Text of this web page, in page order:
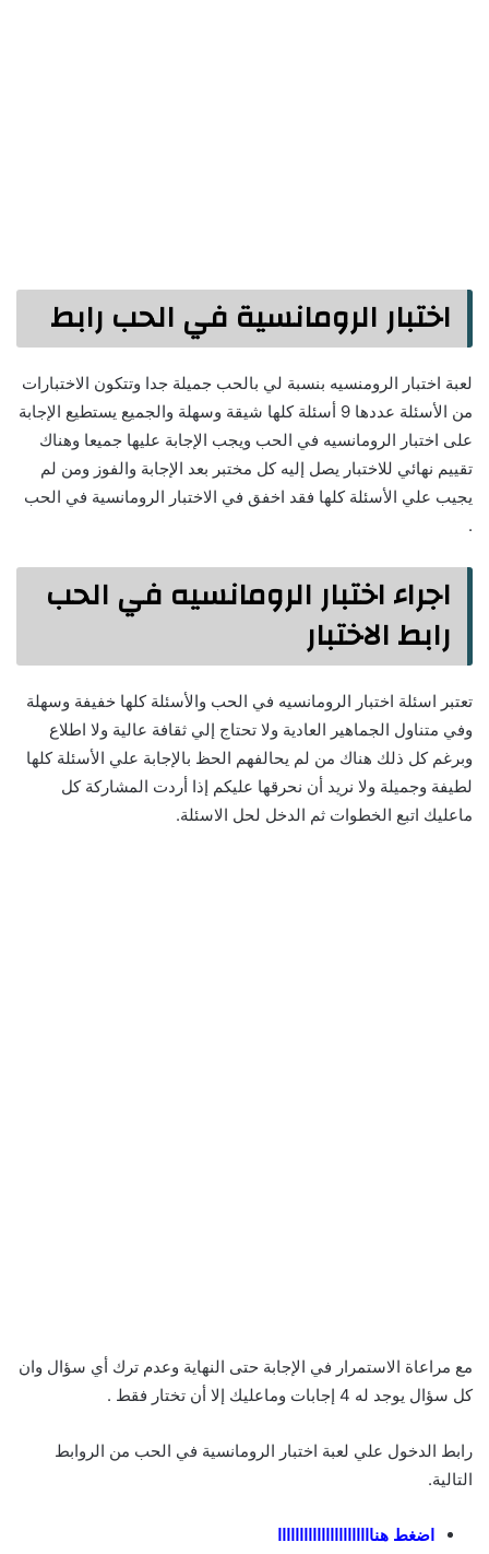
اختبار الرومانسية في الحب رابط
لعبة اختبار الرومنسيه بنسبة لي بالحب جميلة جدا وتتكون الاختبارات
من الأسئلة عددها 9 أسئلة كلها شيقة وسهلة والجميع يستطيع الإجابة
على اختبار الرومانسيه في الحب ويجب الإجابة عليها جميعا وهناك
تقييم نهائي للاختبار يصل إليه كل مختبر بعد الإجابة والفوز ومن لم
يجيب علي الأسئلة كلها فقد اخفق في الاختبار الرومانسية في الحب
.
اجراء اختبار الرومانسيه في الحب
رابط الاختبار
تعتبر اسئلة اختبار الرومانسيه في الحب والأسئلة كلها خفيفة وسهلة
وفي متناول الجماهير العادية ولا تحتاج إلي ثقافة عالية ولا اطلاع
وبرغم كل ذلك هناك من لم يحالفهم الحظ بالإجابة علي الأسئلة كلها
لطيفة وجميلة ولا نريد أن نحرقها عليكم إذا أردت المشاركة كل
ماعليك اتبع الخطوات ثم الدخل لحل الاسئلة.
مع مراعاة الاستمرار في الإجابة حتى النهاية وعدم ترك أي سؤال وان
كل سؤال يوجد له 4 إجابات وماعليك إلا أن تختار فقط .
رابط الدخول علي لعبة اختبار الرومانسية في الحب من الروابط
التالية.
اضغط هناااااااااااااااااااااا